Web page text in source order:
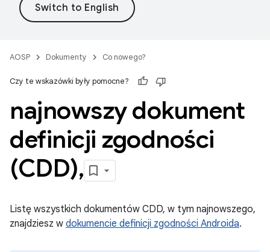
AOSP Dokumenty Co nowego?
Czy te wskazówki były pomocne?
najnowszy dokument
definicji zgodności
(CDD),
Listę wszystkich dokumentów CDD, w tym najnowszego,
znajdziesz w dokumencie definicji zgodności Androida.